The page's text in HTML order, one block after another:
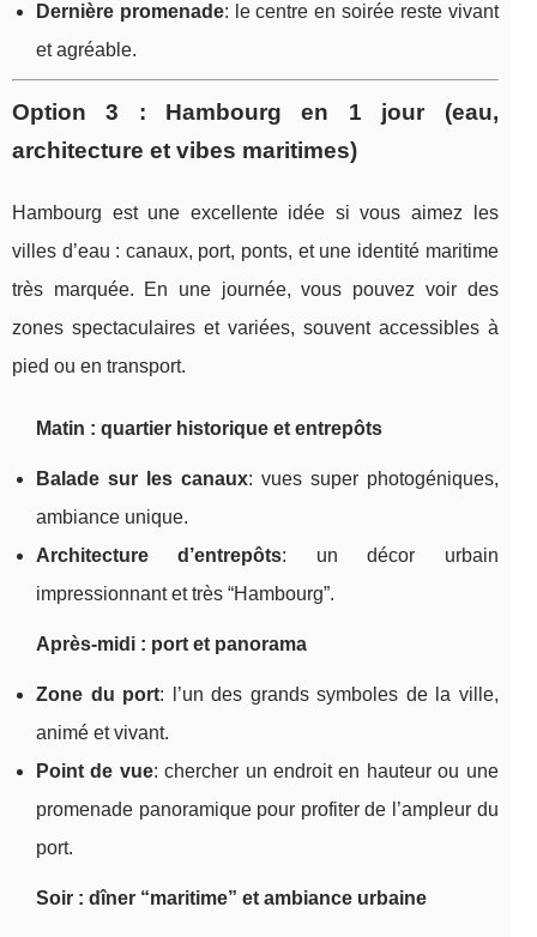
Dernière promenade: le centre en soirée reste vivant
et agréable.
Option 3 : Hambourg en 1 jour (eau,
architecture et vibes maritimes)
Hambourg est une excellente idée si vous aimez les
villes d’eau : canaux, port, ponts, et une identité maritime
très marquée. En une journée, vous pouvez voir des
zones spectaculaires et variées, souvent accessibles à
pied ou en transport.
Matin : quartier historique et entrepôts
Balade sur les canaux: vues super photogéniques,
ambiance unique.
Architecture d’entrepôts: un décor urbain
impressionnant et très “Hambourg”.
Après-midi : port et panorama
Zone du port: l’un des grands symboles de la ville,
animé et vivant.
Point de vue: chercher un endroit en hauteur ou une
promenade panoramique pour profiter de l’ampleur du
port.
Soir : dîner “maritime” et ambiance urbaine